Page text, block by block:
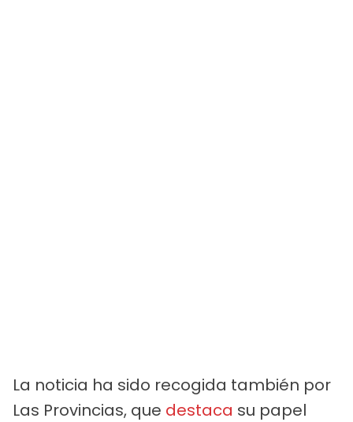
La noticia ha sido recogida también por
Las Provincias, que destaca su papel